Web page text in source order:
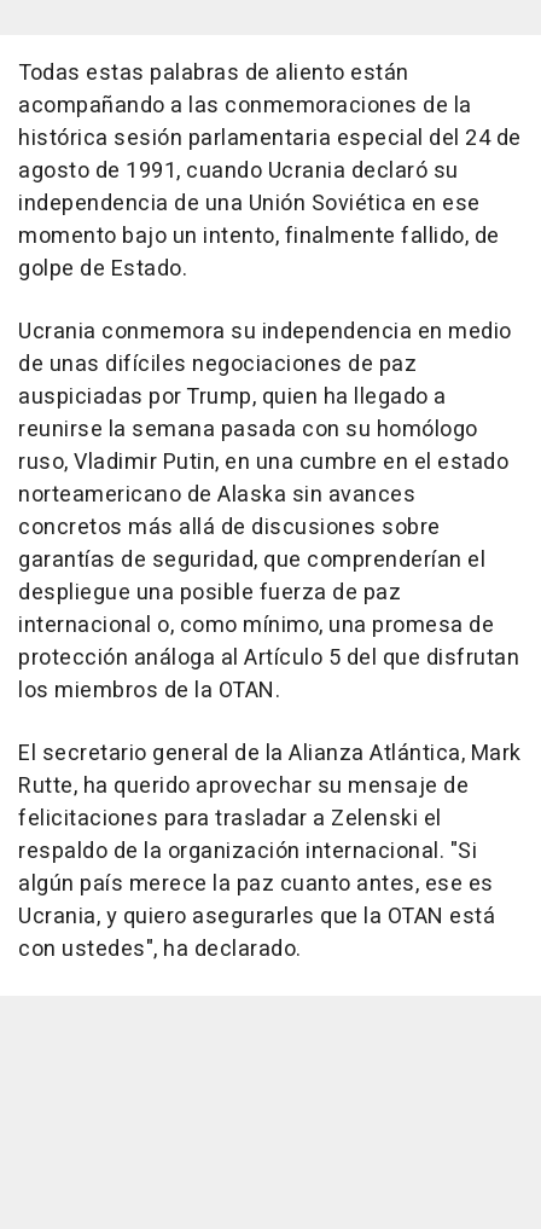
Todas estas palabras de aliento están
acompañando a las conmemoraciones de la
histórica sesión parlamentaria especial del 24 de
agosto de 1991, cuando Ucrania declaró su
independencia de una Unión Soviética en ese
momento bajo un intento, finalmente fallido, de
golpe de Estado.
Ucrania conmemora su independencia en medio
de unas difíciles negociaciones de paz
auspiciadas por Trump, quien ha llegado a
reunirse la semana pasada con su homólogo
ruso, Vladimir Putin, en una cumbre en el estado
norteamericano de Alaska sin avances
concretos más allá de discusiones sobre
garantías de seguridad, que comprenderían el
despliegue una posible fuerza de paz
internacional o, como mínimo, una promesa de
protección análoga al Artículo 5 del que disfrutan
los miembros de la OTAN.
El secretario general de la Alianza Atlántica, Mark
Rutte, ha querido aprovechar su mensaje de
felicitaciones para trasladar a Zelenski el
respaldo de la organización internacional. "Si
algún país merece la paz cuanto antes, ese es
Ucrania, y quiero asegurarles que la OTAN está
con ustedes", ha declarado.